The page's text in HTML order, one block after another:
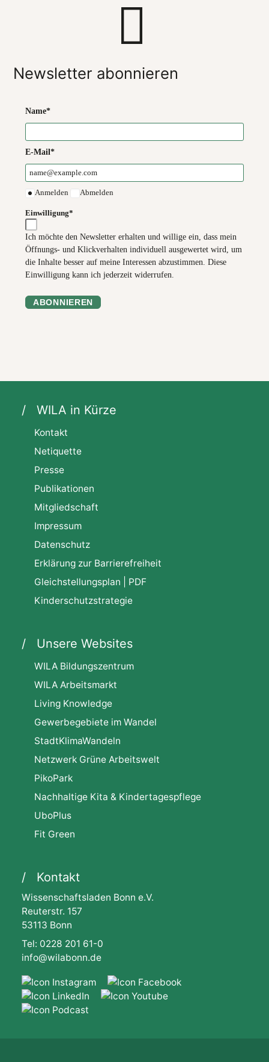
Newsletter abonnieren
Name*
E-Mail*
Anmelden Abmelden
Einwilligung*
Ich möchte den Newsletter erhalten und willige ein, dass mein
Öffnungs- und Klickverhalten individuell ausgewertet wird, um
die Inhalte besser auf meine Interessen abzustimmen. Diese
Einwilligung kann ich jederzeit widerrufen.
ABONNIEREN
WILA in Kürze
Kontakt
Netiquette
Presse
Publikationen
Mitgliedschaft
Impressum
Datenschutz
Erklärung zur Barrierefreiheit
Gleichstellungsplan | PDF
Kinderschutzstrategie
Unsere Websites
WILA Bildungszentrum
WILA Arbeitsmarkt
Living Knowledge
Gewerbegebiete im Wandel
StadtKlimaWandeln
Netzwerk Grüne Arbeitswelt
PikoPark
Nachhaltige Kita & Kindertagespflege
UboPlus
Fit Green
Kontakt
Wissenschaftsladen Bonn e.V.
Reuterstr. 157
53113 Bonn
Tel: 0228 201 61-0
info@wilabonn.de